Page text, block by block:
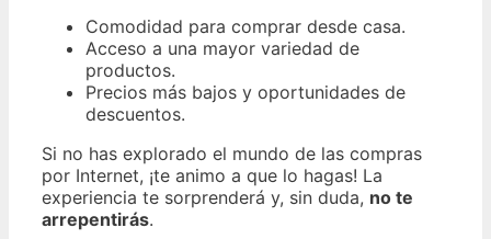
Comodidad para comprar desde casa.
Acceso a una mayor variedad de
productos.
Precios más bajos y oportunidades de
descuentos.
Si no has explorado el mundo de las compras
por Internet, ¡te animo a que lo hagas! La
experiencia te sorprenderá y, sin duda, no te
arrepentirás.